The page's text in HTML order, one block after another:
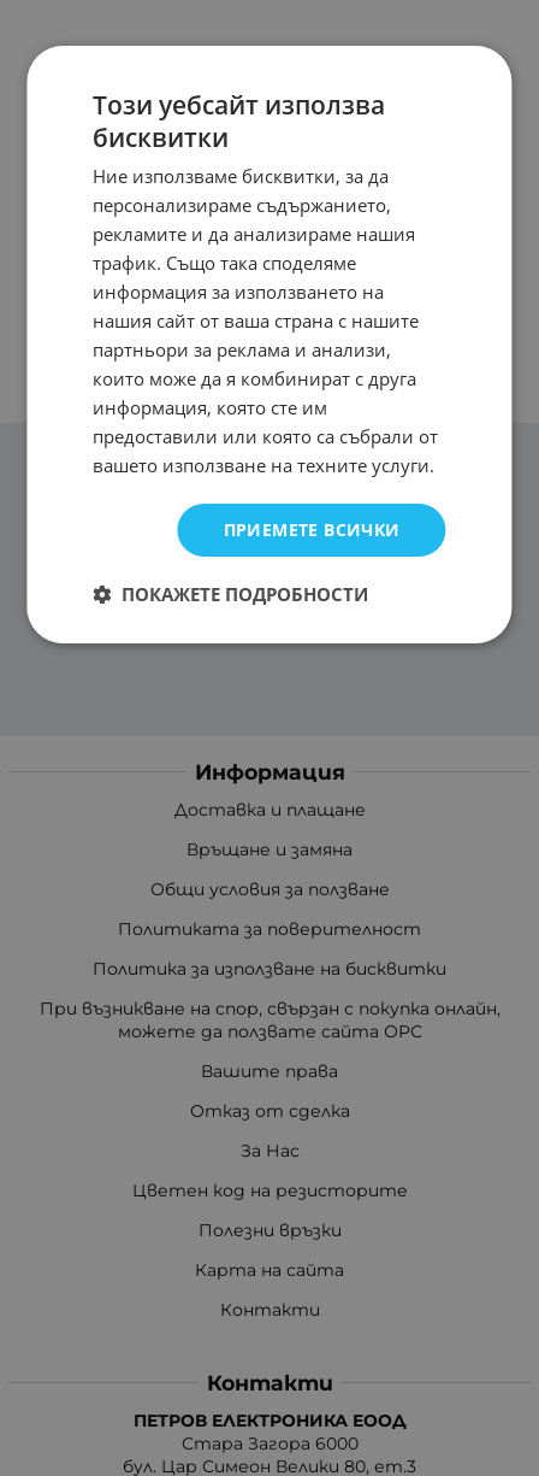
Информация
Доставка и плащане
Връщане и замяна
Общи условия за ползване
Политиката за поверителност
Политика за използване на бисквитки
При възникване на спор, свързан с покупка онлайн,
можете да ползвате сайта ОРС
Вашите права
Отказ от сделка
За Нас
Цветен код на резисторите
Полезни връзки
Карта на сайта
Контакти
Контакти
ПЕТРОВ ЕЛЕКТРОНИКА ЕООД
Стара Загора 6000
бул. Цар Симеон Велики 80, ет.3
Този уебсайт използва
бисквитки
Ние използваме бисквитки, за да
персонализираме съдържанието,
рекламите и да анализираме нашия
трафик. Също така споделяме
информация за използването на
нашия сайт от ваша страна с нашите
партньори за реклама и анализи,
които може да я комбинират с друга
информация, която сте им
предоставили или която са събрали от
вашето използване на техните услуги.
ПРИЕМЕТЕ ВСИЧКИ
ПОКАЖЕТЕ ПОДРОБНОСТИ